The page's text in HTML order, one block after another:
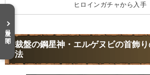
ヒロインガチャから入手
裁盤の鋼星神・エルゲヌビの首飾
法
目次を開く